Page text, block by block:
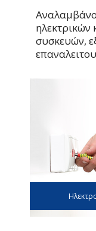
ηλεκτρικών
συσκευών,